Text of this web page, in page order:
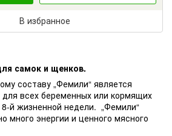
В избранное
самок и щенков.
составу „Фемили“ является
всех беременных или кормящих
й жизненной недели. „Фемили“
много энергии и ценного мясного